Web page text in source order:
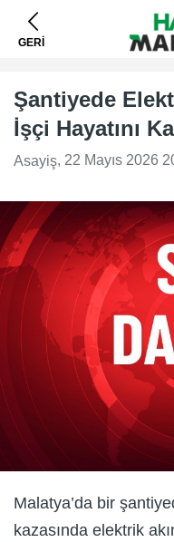
GERİ
Şantiyede
İşçi Hayatını
Asayiş, 22 Mayıs 2026
Malatya’da bir
kazasında elektrik